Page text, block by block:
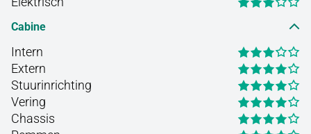
Cabine
Intern
Extern
Stuurinrichting
Vering
Chassis